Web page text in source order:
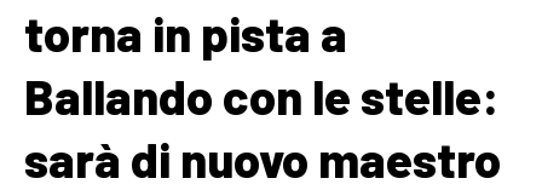
torna in pista a
Ballando con le stelle:
sarà di nuovo maestro